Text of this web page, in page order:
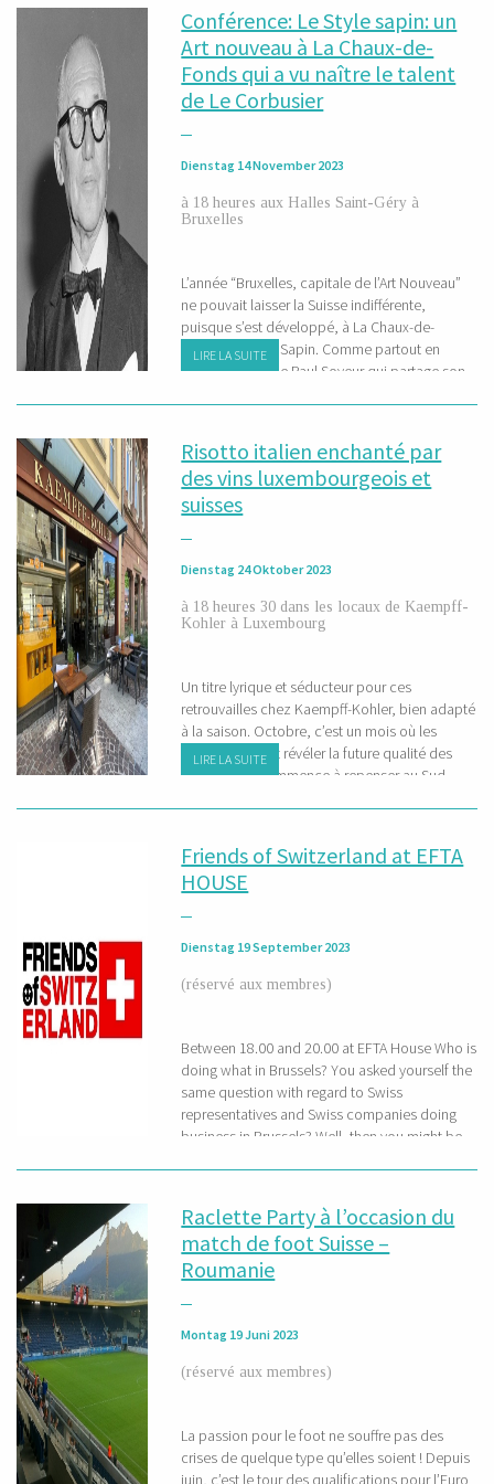
Conférence: Le Style sapin: un
Art nouveau à La Chaux-de-
Fonds qui a vu naître le talent
de Le Corbusier
Dienstag 14 November 2023
à 18 heures aux Halles Saint-Géry à
Bruxelles
L’année “Bruxelles, capitale de l’Art Nouveau”
ne pouvait laisser la Suisse indifférente,
puisque s’est développé, à La Chaux-de-
Fonds, un Style Sapin. Comme partout en
Europe, explique Paul Soyeur qui partage son
période d’expansion économique. Ce qui a été
le cas à La...
LIRE LA SUITE
Risotto italien enchanté par
des vins luxembourgeois et
suisses
Dienstag 24 Oktober 2023
à 18 heures 30 dans les locaux de Kaempff-
Kohler à Luxembourg
Un titre lyrique et séducteur pour ces
retrouvailles chez Kaempff-Kohler, bien adapté
à la saison. Octobre, c’est un mois où les
vendanges vont révéler la future qualité des
vins, où l’on commence à repenser au Sud
LIRE LA SUITE
Friends of Switzerland at EFTA
HOUSE
Dienstag 19 September 2023
(réservé aux membres)
Between 18.00 and 20.00 at EFTA House Who is
doing what in Brussels? You asked yourself the
same question with regard to Swiss
representatives and Swiss companies doing
business in Brussels? Well, then you might be
Commerce in Belgium and Luxemburg,
economiesuisse and Switzerland Cheese
Marketing. You are cordially invited to join us
for the next get-together for wine tasting,
Raclette Party à l’occasion du
match de foot Suisse –
Roumanie
Montag 19 Juni 2023
(réservé aux membres)
La passion pour le foot ne souffre pas des
crises de quelque type qu’elles soient ! Depuis
juin, c’est le tour des qualifications pour l’Euro